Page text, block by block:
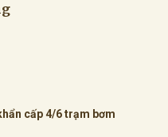
cấp 4/6 trạm bơm